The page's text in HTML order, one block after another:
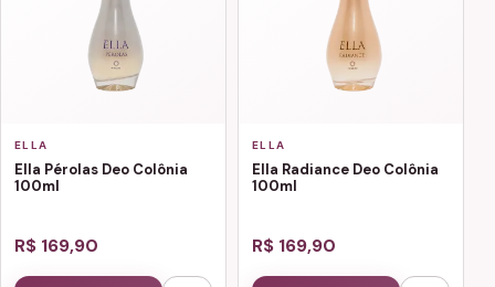
ELLA
Ella Pérolas Deo Colônia
100ml
R$ 169,90
ELLA
Ella Radiance Deo Colônia
100ml
R$ 169,90